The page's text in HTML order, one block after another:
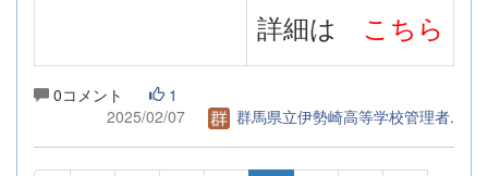
詳細は こちら
0コメント
1
2025/02/07
群馬県立伊勢崎高等学校管理者.